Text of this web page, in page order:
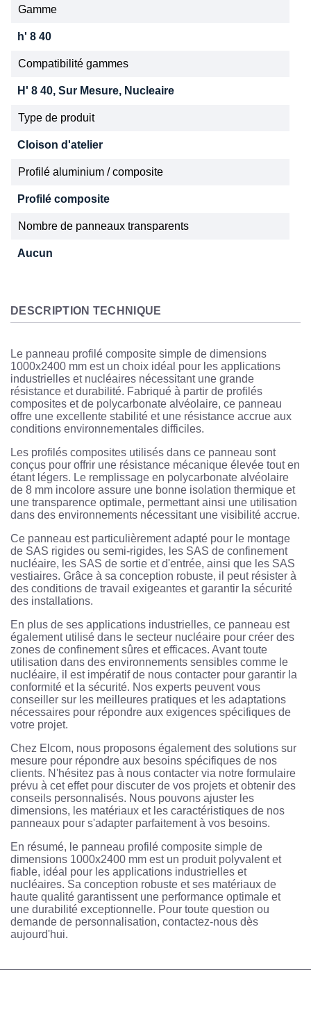
Gamme
h' 8 40
Compatibilité gammes
H' 8 40, Sur Mesure, Nucleaire
Type de produit
Cloison d'atelier
Profilé aluminium / composite
Profilé composite
Nombre de panneaux transparents
Aucun
DESCRIPTION TECHNIQUE
Le panneau profilé composite simple de dimensions
1000x2400 mm est un choix idéal pour les applications
industrielles et nucléaires nécessitant une grande
résistance et durabilité. Fabriqué à partir de profilés
composites et de polycarbonate alvéolaire, ce panneau
offre une excellente stabilité et une résistance accrue aux
conditions environnementales difficiles.
Les profilés composites utilisés dans ce panneau sont
conçus pour offrir une résistance mécanique élevée tout en
étant légers. Le remplissage en polycarbonate alvéolaire
de 8 mm incolore assure une bonne isolation thermique et
une transparence optimale, permettant ainsi une utilisation
dans des environnements nécessitant une visibilité accrue.
Ce panneau est particulièrement adapté pour le montage
de SAS rigides ou semi-rigides, les SAS de confinement
nucléaire, les SAS de sortie et d'entrée, ainsi que les SAS
vestiaires. Grâce à sa conception robuste, il peut résister à
des conditions de travail exigeantes et garantir la sécurité
des installations.
En plus de ses applications industrielles, ce panneau est
également utilisé dans le secteur nucléaire pour créer des
zones de confinement sûres et efficaces. Avant toute
utilisation dans des environnements sensibles comme le
nucléaire, il est impératif de nous contacter pour garantir la
conformité et la sécurité. Nos experts peuvent vous
conseiller sur les meilleures pratiques et les adaptations
nécessaires pour répondre aux exigences spécifiques de
votre projet.
Chez Elcom, nous proposons également des solutions sur
mesure pour répondre aux besoins spécifiques de nos
clients. N'hésitez pas à nous contacter via notre formulaire
prévu à cet effet pour discuter de vos projets et obtenir des
conseils personnalisés. Nous pouvons ajuster les
dimensions, les matériaux et les caractéristiques de nos
panneaux pour s'adapter parfaitement à vos besoins.
En résumé, le panneau profilé composite simple de
dimensions 1000x2400 mm est un produit polyvalent et
fiable, idéal pour les applications industrielles et
nucléaires. Sa conception robuste et ses matériaux de
haute qualité garantissent une performance optimale et
une durabilité exceptionnelle. Pour toute question ou
demande de personnalisation, contactez-nous dès
aujourd'hui.